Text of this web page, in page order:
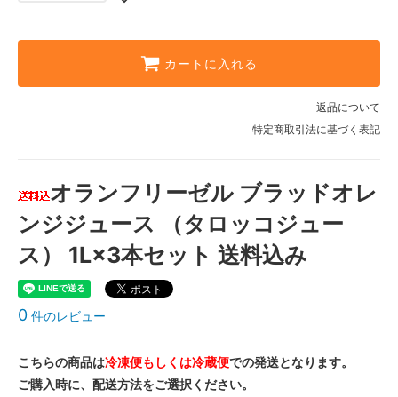
カートに入れる
返品について
特定商取引法に基づく表記
オランフリーゼル ブラッドオレ
ンジジュース （タロッコジュー
ス） 1L×3本セット 送料込み
0 件のレビュー
こちらの商品は冷凍便もしくは冷蔵便での発送となります。
ご購入時に、配送方法をご選択ください。